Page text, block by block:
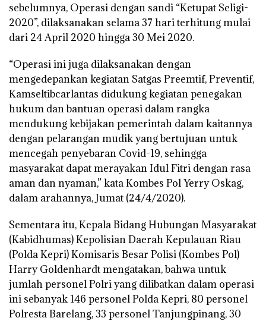
sebelumnya, Operasi dengan sandi “Ketupat Seligi-
2020”, dilaksanakan selama 37 hari terhitung mulai
dari 24 April 2020 hingga 30 Mei 2020.
“Operasi ini juga dilaksanakan dengan
mengedepankan kegiatan Satgas Preemtif, Preventif,
Kamseltibcarlantas didukung kegiatan penegakan
hukum dan bantuan operasi dalam rangka
mendukung kebijakan pemerintah dalam kaitannya
dengan pelarangan mudik yang bertujuan untuk
mencegah penyebaran Covid-19, sehingga
masyarakat dapat merayakan Idul Fitri dengan rasa
aman dan nyaman,” kata Kombes Pol Yerry Oskag,
dalam arahannya, Jumat (24/4/2020).
Sementara itu, Kepala Bidang Hubungan Masyarakat
(Kabidhumas) Kepolisian Daerah Kepulauan Riau
(Polda Kepri) Komisaris Besar Polisi (Kombes Pol)
Harry Goldenhardt mengatakan, bahwa untuk
jumlah personel Polri yang dilibatkan dalam operasi
ini sebanyak 146 personel Polda Kepri, 80 personel
Polresta Barelang, 33 personel Tanjungpinang, 30